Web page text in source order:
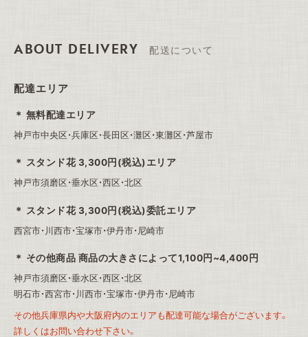
ABOUT DELIVERY 配送について
配達エリア
無料配達エリア
神戸市中央区・兵庫区・長田区・灘区・東灘区・芦屋市
スタンド花 3,300円(税込)エリア
神戸市須磨区・垂水区・西区・北区
スタンド花 3,300円(税込)委託エリア
西宮市・川西市・宝塚市・伊丹市・尼崎市
その他商品 商品の大きさによって1,100円~4,400円
神戸市須磨区・垂水区・西区・北区
明石市・西宮市・川西市・宝塚市・伊丹市・尼崎市
その他兵庫県内や大阪府内のエリアも配達可能な場合がございます。
詳しくはお問い合わせ下さい。